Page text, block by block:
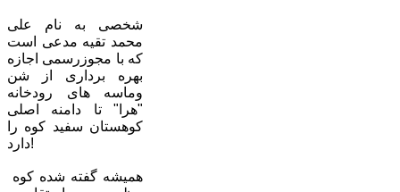
شخصی به نام علی
محمد تقیه مدعی است
که با مجوزرسمی اجازه
بهره برداری از شن
وماسه های رودخانه
"هرا" تا دامنه اصلی
کوهستان سفید کوه را
دارد!